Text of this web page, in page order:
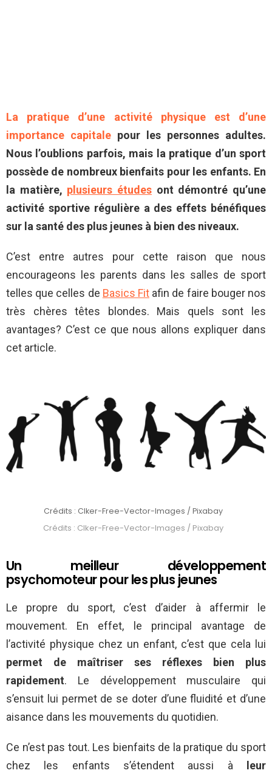
La pratique d’une activité physique est d’une
importance capitale pour les personnes adultes.
Nous l’oublions parfois, mais la pratique d’un sport
possède de nombreux bienfaits pour les enfants. En
la matière, plusieurs études ont démontré qu’une
activité sportive régulière a des effets bénéfiques
sur la santé des plus jeunes à bien des niveaux.
C’est entre autres pour cette raison que nous
encourageons les parents dans les salles de sport
telles que celles de Basics Fit afin de faire bouger nos
très chères têtes blondes. Mais quels sont les
avantages? C’est ce que nous allons expliquer dans
cet article.
Crédits : Clker-Free-Vector-Images / Pixabay
Crédits : Clker-Free-Vector-Images / Pixabay
Un meilleur développement
psychomoteur pour les plus jeunes
Le propre du sport, c’est d’aider à affermir le
mouvement. En effet, le principal avantage de
l’activité physique chez un enfant, c’est que cela lui
permet de maîtriser ses réflexes bien plus
rapidement. Le développement musculaire qui
s’ensuit lui permet de se doter d’une fluidité et d’une
aisance dans les mouvements du quotidien.
Ce n’est pas tout. Les bienfaits de la pratique du sport
chez les enfants s’étendent aussi à leur